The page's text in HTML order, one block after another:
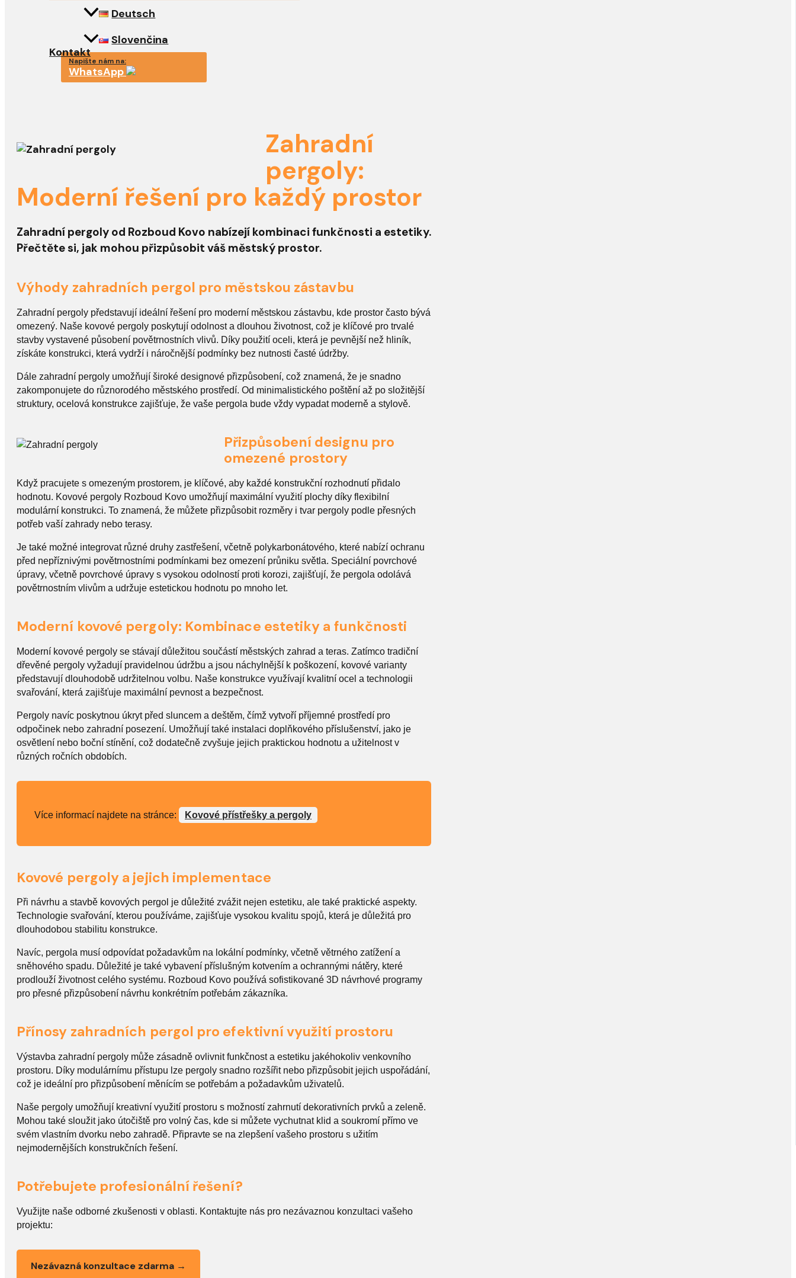
Deutsch
Slovenčina
Kontakt
Napište nám na:
WhatsApp
Zahradní
pergoly:
Moderní řešení pro každý prostor
Zahradní pergoly od Rozboud Kovo nabízejí kombinaci funkčnosti a estetiky.
Přečtěte si, jak mohou přizpůsobit váš městský prostor.
Výhody zahradních pergol pro městskou zástavbu
Zahradní pergoly představují ideální řešení pro moderní městskou zástavbu, kde prostor často bývá
omezený. Naše kovové pergoly poskytují odolnost a dlouhou životnost, což je klíčové pro trvalé
stavby vystavené působení povětrnostních vlivů. Díky použití oceli, která je pevnější než hliník,
získáte konstrukci, která vydrží i náročnější podmínky bez nutnosti časté údržby.
Dále zahradní pergoly umožňují široké designové přizpůsobení, což znamená, že je snadno
zakomponujete do různorodého městského prostředí. Od minimalistického poštění až po složitější
struktury, ocelová konstrukce zajišťuje, že vaše pergola bude vždy vypadat moderně a stylově.
Přizpůsobení designu pro
omezené prostory
Když pracujete s omezeným prostorem, je klíčové, aby každé konstrukční rozhodnutí přidalo
hodnotu. Kovové pergoly Rozboud Kovo umožňují maximální využití plochy díky flexibilní
modulární konstrukci. To znamená, že můžete přizpůsobit rozměry i tvar pergoly podle přesných
potřeb vaší zahrady nebo terasy.
Je také možné integrovat různé druhy zastřešení, včetně polykarbonátového, které nabízí ochranu
před nepříznivými povětrnostními podmínkami bez omezení průniku světla. Speciální povrchové
úpravy, včetně povrchové úpravy s vysokou odolností proti korozi, zajišťují, že pergola odolává
povětrnostním vlivům a udržuje estetickou hodnotu po mnoho let.
Moderní kovové pergoly: Kombinace estetiky a funkčnosti
Moderní kovové pergoly se stávají důležitou součástí městských zahrad a teras. Zatímco tradiční
dřevěné pergoly vyžadují pravidelnou údržbu a jsou náchylnější k poškození, kovové varianty
představují dlouhodobě udržitelnou volbu. Naše konstrukce využívají kvalitní ocel a technologii
svařování, která zajišťuje maximální pevnost a bezpečnost.
Pergoly navíc poskytnou úkryt před sluncem a deštěm, čímž vytvoří příjemné prostředí pro
odpočinek nebo zahradní posezení. Umožňují také instalaci doplňkového příslušenství, jako je
osvětlení nebo boční stínění, což dodatečně zvyšuje jejich praktickou hodnotu a užitelnost v
různých ročních obdobích.
Více informací najdete na stránce: Kovové přístřešky a pergoly
Kovové pergoly a jejich implementace
Při návrhu a stavbě kovových pergol je důležité zvážit nejen estetiku, ale také praktické aspekty.
Technologie svařování, kterou používáme, zajišťuje vysokou kvalitu spojů, která je důležitá pro
dlouhodobou stabilitu konstrukce.
Navíc, pergola musí odpovídat požadavkům na lokální podmínky, včetně větrného zatížení a
sněhového spadu. Důležité je také vybavení příslušným kotvením a ochrannými nátěry, které
prodlouží životnost celého systému. Rozboud Kovo používá sofistikované 3D návrhové programy
pro přesné přizpůsobení návrhu konkrétním potřebám zákazníka.
Přínosy zahradních pergol pro efektivní využití prostoru
Výstavba zahradní pergoly může zásadně ovlivnit funkčnost a estetiku jakéhokoliv venkovního
prostoru. Díky modulárnímu přístupu lze pergoly snadno rozšířit nebo přizpůsobit jejich uspořádání,
což je ideální pro přizpůsobení měnícím se potřebám a požadavkům uživatelů.
Naše pergoly umožňují kreativní využití prostoru s možností zahrnutí dekorativních prvků a zeleně.
Mohou také sloužit jako útočiště pro volný čas, kde si můžete vychutnat klid a soukromí přímo ve
svém vlastním dvorku nebo zahradě. Připravte se na zlepšení vašeho prostoru s užitím
nejmodernějších konstrukčních řešení.
Potřebujete profesionální řešení?
Využijte naše odborné zkušenosti v oblasti. Kontaktujte nás pro nezávaznou konzultaci vašeho
projektu:
Nezávazná konzultace zdarma →